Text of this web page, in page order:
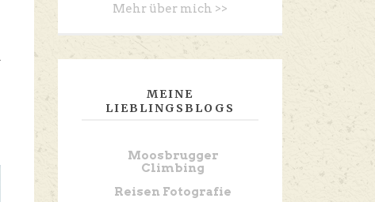
Mehr über mich >>
MEINE
LIEBLINGSBLOGS
Moosbrugger
Climbing
Reisen Fotografie